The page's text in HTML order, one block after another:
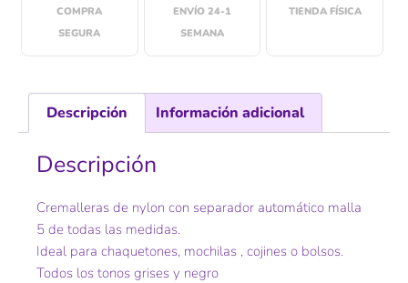
COMPRA
SEGURA
ENVÍO 24-1
SEMANA
TIENDA FÍSICA
Descripción Información adicional
Descripción
Cremalleras de nylon con separador automático malla
5 de todas las medidas.
Ideal para chaquetones, mochilas , cojines o bolsos.
Todos los tonos grises y negro